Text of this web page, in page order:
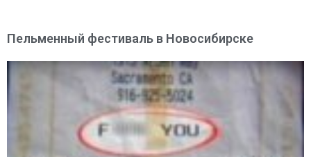
Пельменный фестиваль в Новосибирске